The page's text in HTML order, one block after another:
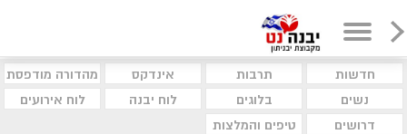
חדשות תרבות אינדקס
מהדורה מודפסת
נשים
בלוגים לוח יבנה
לוח אירועים
דרושים
טיפים והמלצות